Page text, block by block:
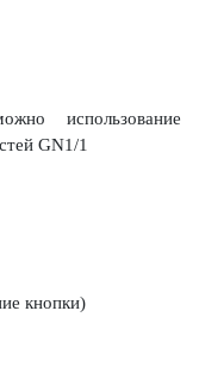
использование
GN1/1
кнопки)